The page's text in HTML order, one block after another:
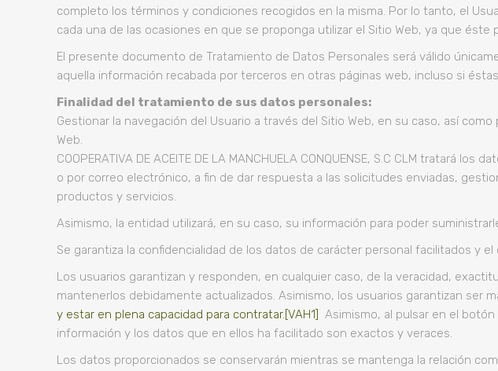
completo los términos y condiciones recogidos en la misma. Por lo tanto, el
cada una de las ocasiones en que se proponga utilizar el Sitio Web, ya que éste
El presente documento de Tratamiento de Datos Personales será válido
aquella información recabada por terceros en otras páginas web, incluso si
Finalidad del tratamiento de sus datos personales:
Gestionar la navegación del Usuario a través del Sitio Web, en su caso, así
Web.
COOPERATIVA DE ACEITE DE LA MANCHUELA CONQUENSE, S.C CLM
o por correo electrónico, a fin de dar respuesta a las solicitudes enviadas,
productos y servicios.
Asimismo, la entidad utilizará, en su caso, su información para poder
Se garantiza la confidencialidad de los datos de carácter personal facilitados y
Los usuarios garantizan y responden, en cualquier caso, de la veracidad,
mantenerlos debidamente actualizados. Asimismo, los usuarios garantizan ser
y estar en plena capacidad para contratar.[VAH1] Asimismo, al pulsar en el
información y los datos que en ellos ha facilitado son exactos y veraces.
Los datos proporcionados se conservarán mientras se mantenga la relación